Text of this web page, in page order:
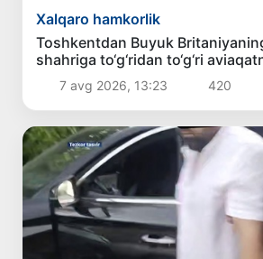
Xalqaro hamkorlik
Toshkentdan Buyuk
shahriga to‘g‘ridan to‘g‘ri
qo‘yish masalasi ko‘rib
7 avg 2026, 13:23 420